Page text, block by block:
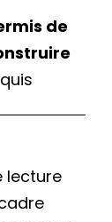
de
lecture